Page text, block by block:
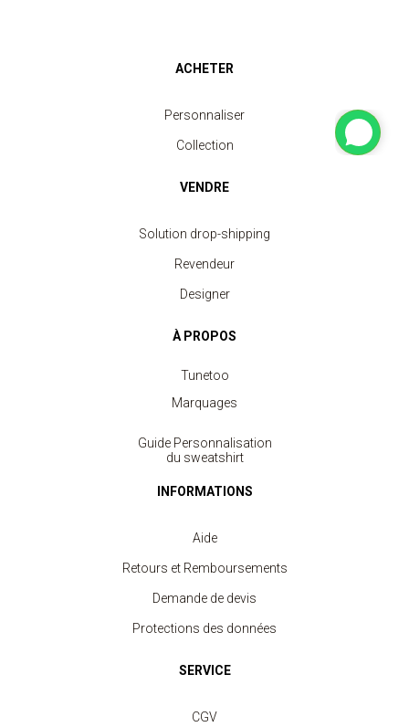
Sweat Enfant Col Rond
ACHETER
Personnaliser
Collection
VENDRE
Solution drop-shipping
Revendeur
Designer
À PROPOS
Tunetoo
Marquages
Guide Personnalisation
du sweatshirt
INFORMATIONS
Aide
Retours et Remboursements
Demande de devis
Protections des données
SERVICE
CGV